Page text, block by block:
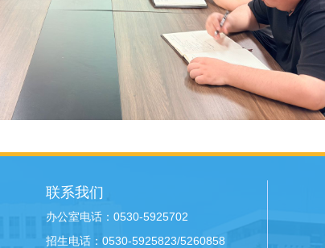
联系我们
办公室电话：0530-5925702
招生电话：0530-5925823/5260858